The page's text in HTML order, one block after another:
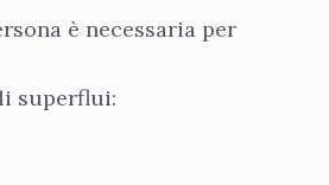
è necessaria per
superflui: